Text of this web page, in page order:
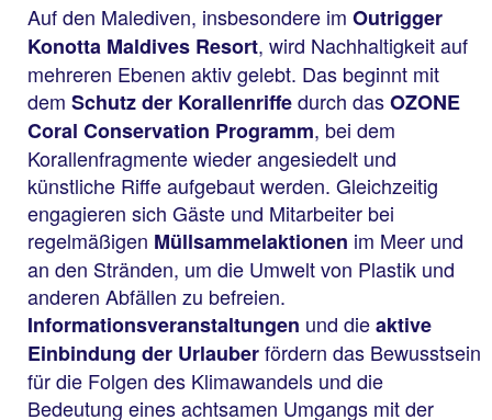
Auf den Malediven, insbesondere im Outrigger
Konotta Maldives Resort, wird Nachhaltigkeit auf
mehreren Ebenen aktiv gelebt. Das beginnt mit
dem Schutz der Korallenriffedurch dasOZONE
Coral Conservation Programm, bei dem
Korallenfragmente wieder angesiedelt und
künstliche Riffe aufgebaut werden. Gleichzeitig
engagieren sich Gäste und Mitarbeiter bei
regelmäßigen Müllsammelaktionen im Meer und
an den Stränden, um die Umwelt von Plastik und
anderen Abfällen zu befreien.
Informationsveranstaltungen und dieaktive
Einbindung der Urlauberfördern das Bewusstsein
für die Folgen des Klimawandels und die
Bedeutung eines achtsamen Umgangs mit der